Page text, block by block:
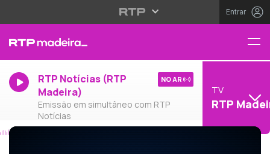
Entrar
RTP Notícias (RTP
Madeira)
Emissão em simultâneo com RTP
Notícias
NO AR
TV
RTP